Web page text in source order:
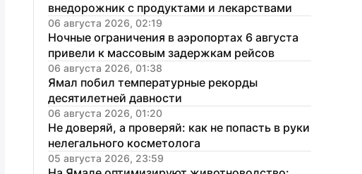
внедорожник с продуктами и лекарствами
06 августа 2026, 02:19
Ночные ограничения в аэропортах 6 августа
привели к массовым задержкам рейсов
06 августа 2026, 01:38
Ямал побил температурные рекорды
десятилетней давности
06 августа 2026, 01:20
Не доверяй, а проверяй: как не попасть в руки
нелегального косметолога
05 августа 2026, 23:59